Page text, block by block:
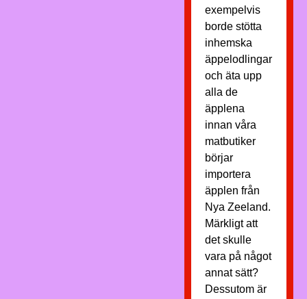
exempelvis
borde stötta
inhemska
äppelodlingar
och äta upp
alla de
äpplena
innan våra
matbutiker
börjar
importera
äpplen från
Nya Zeeland.
Märkligt att
det skulle
vara på något
annat sätt?
Dessutom är